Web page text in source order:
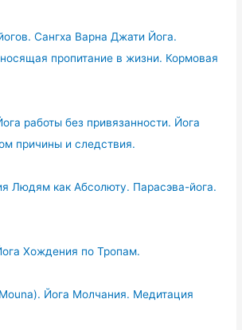
Сангха Варна Джати Йога.
пропитание в жизни. Кормовая
работы без привязанности. Йога
причины и следствия.
Людям как Абсолюту. Парасэва-йога.
Хождения по Тропам.
Йога Молчания. Медитация